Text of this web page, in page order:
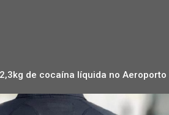
de cocaína líquida no Aeroporto